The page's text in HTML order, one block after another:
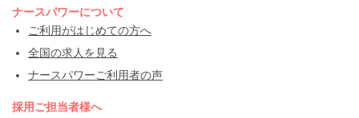
ナースパワーについて
ご利用がはじめての方へ
全国の求人を見る
ナースパワーご利用者の声
採用ご担当者様へ